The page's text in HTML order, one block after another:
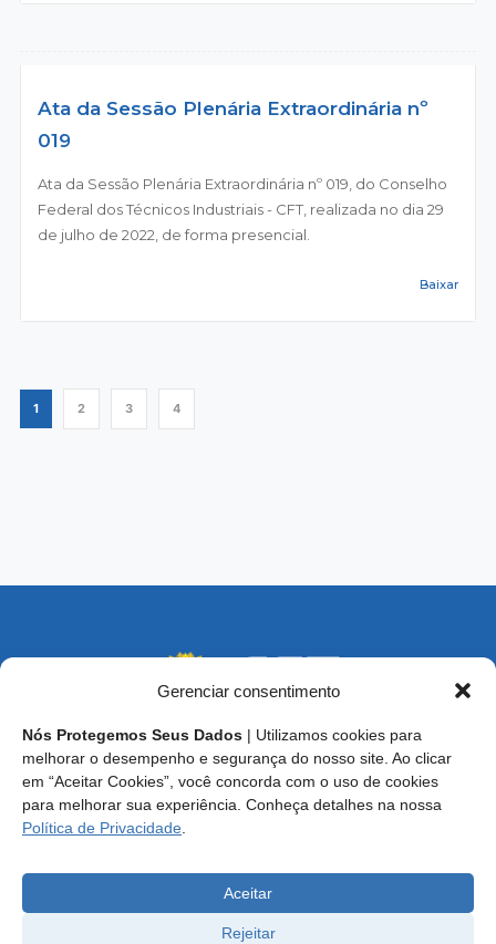
Gerenciar consentimento
Nós Protegemos Seus Dados | Utilizamos cookies para
melhorar o desempenho e segurança do nosso site. Ao clicar
em “Aceitar Cookies”, você concorda com o uso de cookies
para melhorar sua experiência. Conheça detalhes na nossa
Política de Privacidade
Aceitar
Rejeitar
Ata da Sessão Plenária Extraordinária nº
019
Ata da Sessão Plenária Extraordinária nº 019, do Conselho
Federal dos Técnicos Industriais - CFT, realizada no dia 29
de julho de 2022, de forma presencial.
Baixar
1 2 3 4
Endereço: SCS, Quadra 02, Bloco D, Ed. Oscar Niemeyer,
9º Andar CEP 70.316-900 - Brasília/DF
E-mail: cft@cft.org.br | ouvidoria@cft.org.br